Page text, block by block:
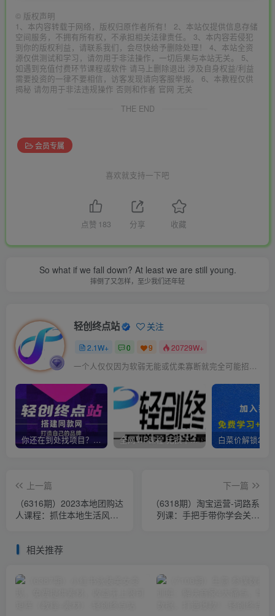
© 版权声明
1、本内容转载于网络，版权归原作者所有！ 2、本站仅提供信息存储
空间服务，不拥有所有权，不承担相关法律责任。 3、本内容若侵犯
到你的版权利益，请联系我们，会尽快给予删除处理！ 4、本站全资
源仅供测试和学习，请勿用于非法操作，一切后果与本站无关。 5、
如遇到充值付费环节课程或软件 请马上删除退出 涉及自身权益/利益
需要投资的一律不要相信，访客发现请向客服举报。 6、本教程仅供
揭秘 请勿用于非法违规操作 否则和作者 官网 无关
THE END
会员专属
喜欢就支持一下吧
点赞 183 分享 收藏
So what if we fall down? At least we are still young.
摔倒了又怎样，至少我们还年轻
轻创终点站 关注
2.1W+ 0 9 20729W+
一个人仅仅因为软弱无能或优柔寡断就完全可能招致痛苦
你还在到处找项目？还在当韭菜？我靠卖项目一个月收入5万+，曾经我也是个失败者。 全网VIP课程 无损下载~
上一篇
（6316期）2023本地团购达
人课程：抓住本地生活风
下一篇
（6318期）淘宝运营-词路系
列课：手把手带你学会关键
相关推荐